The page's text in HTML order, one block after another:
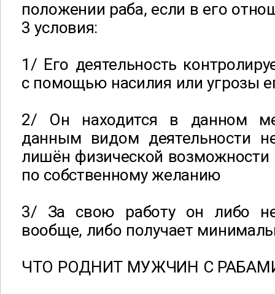
положении раба, если в его
3 условия:
1/ Его деятельность
с помощью насилия или угрозы
2/ Он находится в данном
данным видом деятельности
лишён физической возможности
по собственному желанию
3/ За свою работу он либо
вообще, либо получает
ЧТО РОДНИТ МУЖЧИН С